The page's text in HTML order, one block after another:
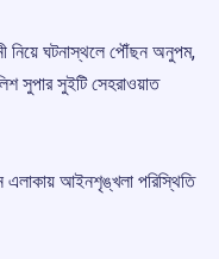
নিয়ে ঘটনাস্থলে পৌঁছন অনুপম,
সুপার সুইটি সেহরাওয়াত
এলাকায় আইনশৃঙ্খলা পরিস্থিতি